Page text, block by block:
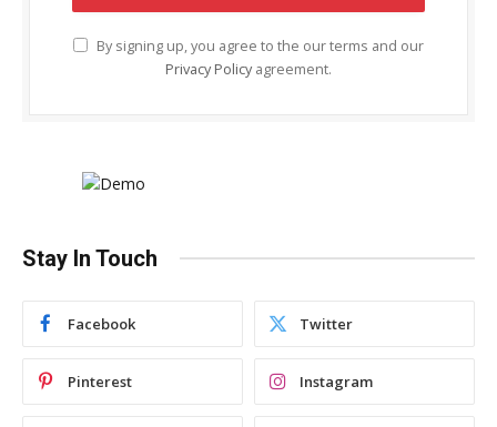
By signing up, you agree to the our terms and our
Privacy Policy agreement.
Stay In Touch
Facebook Twitter
Pinterest Instagram